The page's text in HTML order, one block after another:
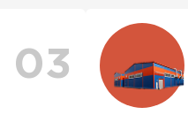
скидки.
03